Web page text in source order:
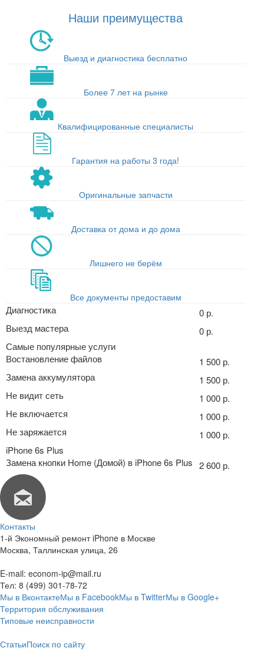
Наши преимущества
Выезд и диагностика бесплатно
Более 7 лет на рынке
Квалифицированные специалисты
Гарантия на работы 3 года!
Оригинальные запчасти
Доставка от дома и до дома
Лишнего не берём
Все документы предоставим
Диагностика
0 р.
Выезд мастера
0 р.
Самые популярные услуги
Востановление файлов
1 500 р.
Замена аккумулятора
1 500 р.
Не видит сеть
1 000 р.
Не включается
1 000 р.
Не заряжается
1 000 р.
iPhone 6s Plus
Замена кнопки Home (Домой) в iPhone 6s Plus 2 600 р.
Контакты
1-й Экономный ремонт iPhone в Москве
Москва, Таллинская улица, 26
E-mail: econom-ip@mail.ru
Тел: 8 (499) 301-78-72
Мы в ВконтактеМы в FacebookМы в TwitterМы в Google+
Территория обслуживания
Типовые неисправности
СтатьиПоиск по сайту